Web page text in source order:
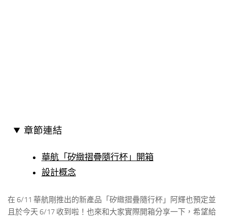
章節連結
華航「矽緻摺疊隨行杯」開箱
設計概念
在 6/11 華航剛推出的新產品「矽緻摺疊隨行杯」阿輝也預定並
且於今天 6/17 收到啦！也來和大家實際開箱分享一下，希望給